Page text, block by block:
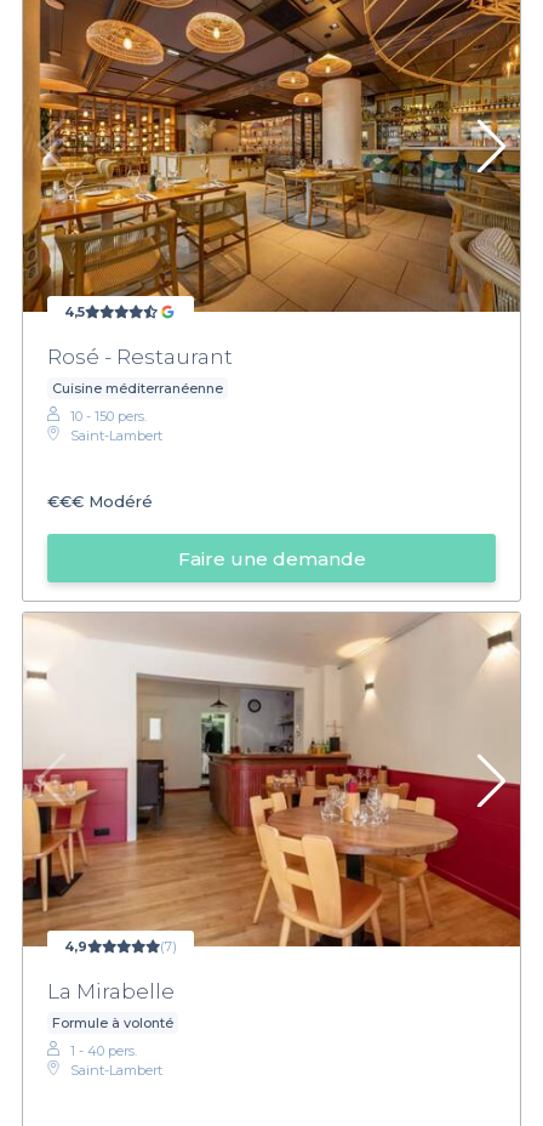
4,5
Rosé - Restaurant
Cuisine méditerranéenne
10 - 150 pers.
Saint-Lambert
€€€ Modéré
Faire une demande
4,9 (7)
La Mirabelle
Formule à volonté
1 - 40 pers.
Saint-Lambert